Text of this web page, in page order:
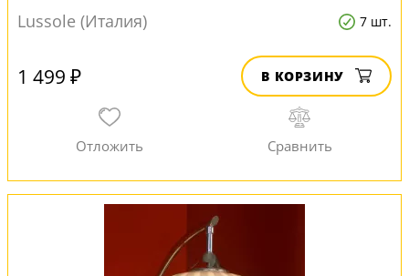
Lussole (Италия) 7 шт.
1 499 ₽ В КОРЗИНУ